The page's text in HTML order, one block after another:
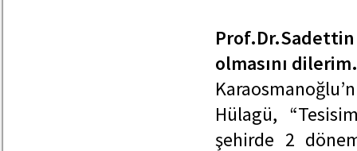
olmasını dilerim.
Hülagü,
şehirde 2